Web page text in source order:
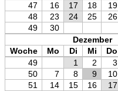
47
16 17 18 19
48
23 24 25 26
49
30
Dezember
Woche
Mo Di Mi Do
49
1 2 3
50
7 8 9 10
51
14 15 16 17